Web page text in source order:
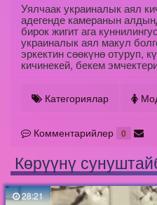
Уялчаак украиналык аял
адегенде камеранын
бирок жигит ага
украиналык аял макул
эркектин сөөкүнө отуруп,
кичинекей, бекем
Категориялар
Комментарийлер 0
Көрүүнү
28:21